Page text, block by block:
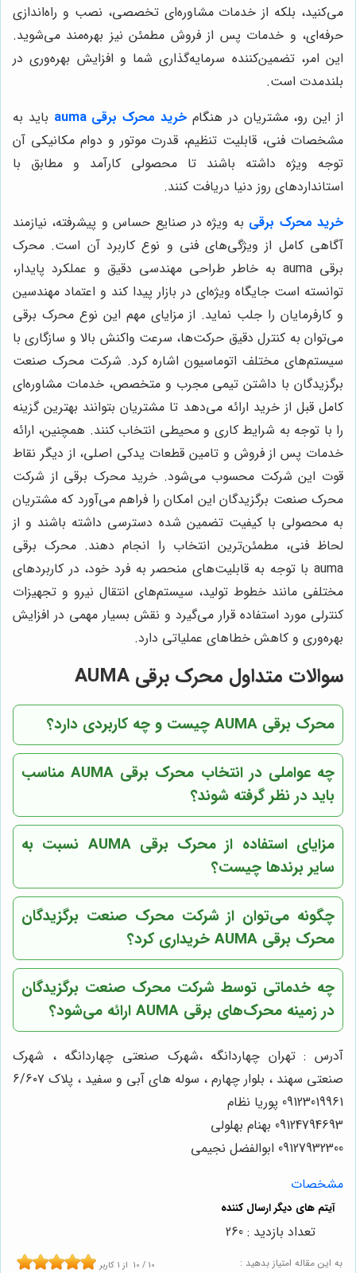
می‌کنید، بلکه از خدمات مشاوره‌ای تخصصی، نصب و راه‌اندازی
حرفه‌ای، و خدمات پس از فروش مطمئن نیز بهره‌مند می‌شوید.
این امر، تضمین‌کننده سرمایه‌گذاری شما و افزایش بهره‌وری در
بلندمدت است.
از این رو، مشتریان در هنگام خرید محرک برقی auma
باید به
مشخصات فنی، قابلیت تنظیم، قدرت موتور و دوام مکانیکی آن
توجه ویژه داشته باشند تا محصولی کارآمد و مطابق با
استانداردهای روز دنیا دریافت کنند.
خرید محرک برقی به ویژه در صنایع حساس و پیشرفته، نیازمند
آگاهی کامل از ویژگی‌های فنی و نوع کاربرد آن است. محرک
برقی auma به خاطر طراحی مهندسی دقیق و عملکرد پایدار،
توانسته است جایگاه ویژه‌ای در بازار پیدا کند و اعتماد مهندسین
و کارفرمایان را جلب نماید. از مزایای مهم این نوع محرک برقی
می‌توان به کنترل دقیق حرکت‌ها، سرعت واکنش بالا و سازگاری با
سیستم‌های مختلف اتوماسیون اشاره کرد. شرکت محرک صنعت
برگزیدگان با داشتن تیمی مجرب و متخصص، خدمات مشاوره‌ای
کامل قبل از خرید ارائه می‌دهد تا مشتریان بتوانند بهترین گزینه
را با توجه به شرایط کاری و محیطی انتخاب کنند. همچنین، ارائه
خدمات پس از فروش و تامین قطعات یدکی اصلی، از دیگر نقاط
قوت این شرکت محسوب می‌شود. خرید محرک برقی از شرکت
محرک صنعت برگزیدگان این امکان را فراهم می‌آورد که مشتریان
به محصولی با کیفیت تضمین شده دسترسی داشته باشند و از
لحاظ فنی، مطمئن‌ترین انتخاب را انجام دهند. محرک برقی
auma با توجه به قابلیت‌های منحصر به فرد خود، در کاربردهای
مختلفی مانند خطوط تولید، سیستم‌های انتقال نیرو و تجهیزات
کنترلی مورد استفاده قرار می‌گیرد و نقش بسیار مهمی در افزایش
بهره‌وری و کاهش خطاهای عملیاتی دارد.
سوالات متداول محرک برقی AUMA
محرک برقی AUMA چیست و چه کاربردی دارد؟
چه عواملی در انتخاب محرک برقی AUMA مناسب
باید در نظر گرفته شوند؟
مزایای استفاده از محرک برقی AUMA نسبت به
سایر برندها چیست؟
چگونه می‌توان ازشرکت محرک صنعت برگزیدگان
محرک برقی AUMA خریداری کرد؟
چه خدماتی توسط شرکت محرک صنعت برگزیدگان
در زمینه محرک‌های برقی AUMA ارائه می‌شود؟
آدرس : تهران چهاردانگه ،شهرک صنعتی چهاردانگه ، شهرک
صنعتی سهند ، بلوار چهارم ، سوله های آبی و سفید ، پلاک ۶/۶۰۷
09123019961 پوریا نظام
09124794693 بهنام بهلولی
09127932300 ابوالفضل نجیمی
مشخصات
به این مقاله امتیاز بدهید : 10 / 10 از 1 کاربر
تعداد بازدید : 260